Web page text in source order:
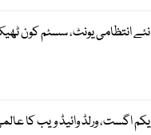
نئے انتظامی یونٹ، سسٹم کون
یکم اگست، ورلڈ وائیڈ ویب کا